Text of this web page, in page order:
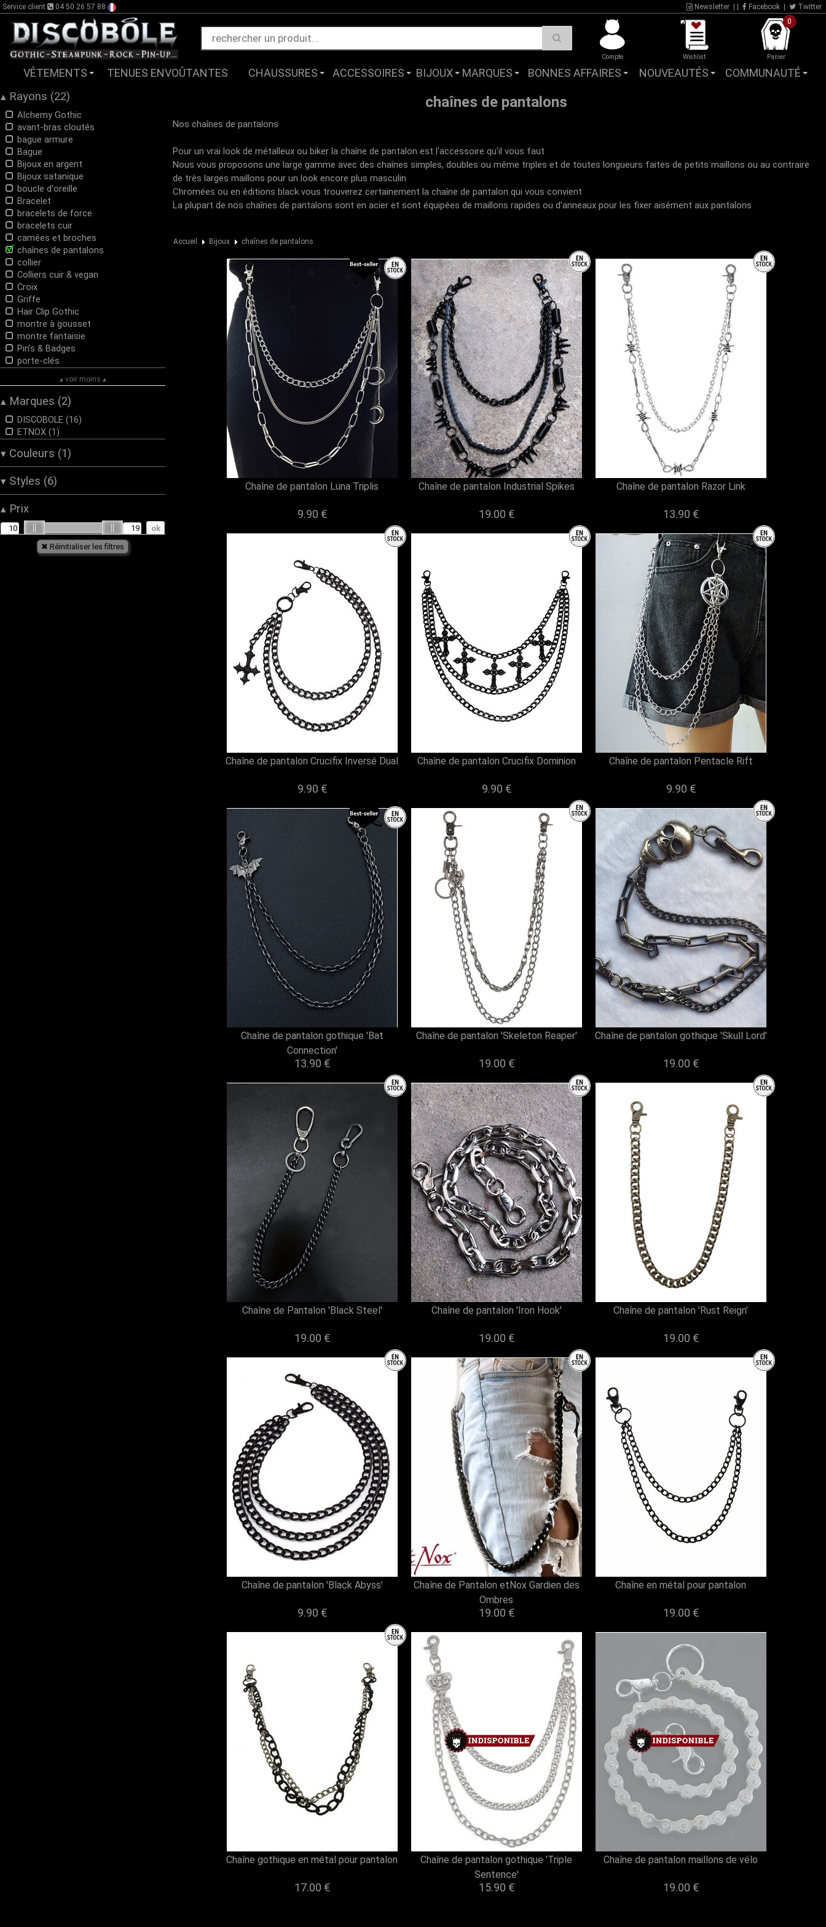
Service client 04 50 26 57 88 Newsletter Facebook Twitter
Compte Wishlist
0
Panier
VÊTEMENTS TENUES ENVOÛTANTES CHAUSSURES ACCESSOIRES BIJOUX MARQUES BONNES AFFAIRES NOUVEAUTÉS COMMUNAUTÉ
▴ Rayons (22)
Alchemy Gothic
avant-bras cloutés
bague armure
Bague
Bijoux en argent
Bijoux satanique
boucle d'oreille
Bracelet
bracelets de force
bracelets cuir
camées et broches
chaînes de pantalons
collier
Colliers cuir & vegan
Croix
Griffe
Hair Clip Gothic
montre à gousset
montre fantaisie
Pin's & Badges
porte-clés
▴ voir moins ▴
▴ Marques (2)
DISCOBOLE (16)
ETNOX (1)
▾ Couleurs (1)
▾ Styles (6)
Dark Wear (1)
Gothique (1)
Post-Apocalypse (1)
Rock (1)
▴ Prix
chaînes de pantalons
Nos chaînes de pantalons
Pour un vrai look de métalleux ou biker la chaîne de pantalon est l'accessoire qu'il vous faut
Nous vous proposons une large gamme avec des chaînes simples, doubles ou même triples et de toutes longueurs faites de petits maillons ou au contraire
de très larges maillons pour un look encore plus masculin
Chromées ou en éditions black vous trouverez certainement la chaîne de pantalon qui vous convient
La plupart de nos chaînes de pantalons sont en acier et sont équipées de maillons rapides ou d'anneaux pour les fixer aisément aux pantalons
Accueil Bijoux chaînes de pantalons
Chaîne de pantalon Luna Triplis
9.90 €
Chaîne de pantalon Industrial Spikes
19.00 €
Chaîne de pantalon Razor Link
13.90 €
Chaîne de pantalon Crucifix Inversé Dual
9.90 €
Chaîne de pantalon Crucifix Dominion
9.90 €
Chaîne de pantalon Pentacle Rift
9.90 €
Chaîne de pantalon gothique 'Bat
Connection'
13.90 €
Chaîne de pantalon 'Skeleton Reaper'
19.00 €
Chaîne de pantalon gothique 'Skull Lord'
19.00 €
Chaîne de Pantalon 'Black Steel'
19.00 €
Chaîne de pantalon 'Iron Hook'
19.00 €
Chaîne de pantalon 'Rust Reign'
19.00 €
Chaîne de pantalon 'Black Abyss'
9.90 €
Chaîne de Pantalon etNox Gardien des
Ombres
19.00 €
Chaîne en métal pour pantalon
19.00 €
Chaîne gothique en métal pour pantalon
17.00 €
Chaîne de pantalon gothique 'Triple
Sentence'
15.90 €
Chaîne de pantalon maillons de vélo
19.00 €